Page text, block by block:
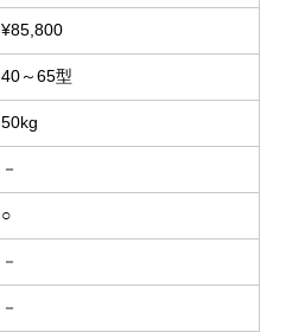
¥85,800
40～65型
50kg
－
○
－
－